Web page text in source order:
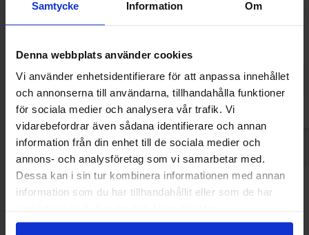
Samtycke Information Om
Denna webbplats använder cookies
Vi använder enhetsidentifierare för att anpassa innehållet
och annonserna till användarna, tillhandahålla funktioner
för sociala medier och analysera vår trafik. Vi
vidarebefordrar även sådana identifierare och annan
information från din enhet till de sociala medier och
annons- och analysföretag som vi samarbetar med.
Dessa kan i sin tur kombinera informationen med annan
information som du har tillhandahållit eller som de har
69.90 kr 34.90 kr
Kjøp
Andre kjøpte også